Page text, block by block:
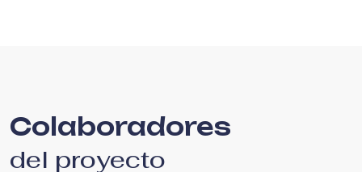
Colaboradores
del proyecto